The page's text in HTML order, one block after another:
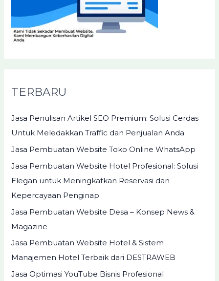
TERBARU
Jasa Penulisan Artikel SEO Premium: Solusi Cerdas
Untuk Meledakkan Traffic dan Penjualan Anda
Jasa Pembuatan Website Toko Online WhatsApp
Jasa Pembuatan Website Hotel Profesional: Solusi
Elegan untuk Meningkatkan Reservasi dan
Kepercayaan Penginap
Jasa Pembuatan Website Desa – Konsep News &
Magazine
Jasa Pembuatan Website Hotel & Sistem
Manajemen Hotel Terbaik dari DESTRAWEB
Jasa Optimasi YouTube Bisnis Profesional